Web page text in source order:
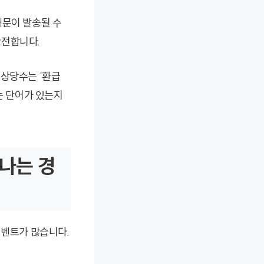
이 발송될 수
합니다.
당수는 ‘환급
단어가 있는지
는 경
트가 많습니다.